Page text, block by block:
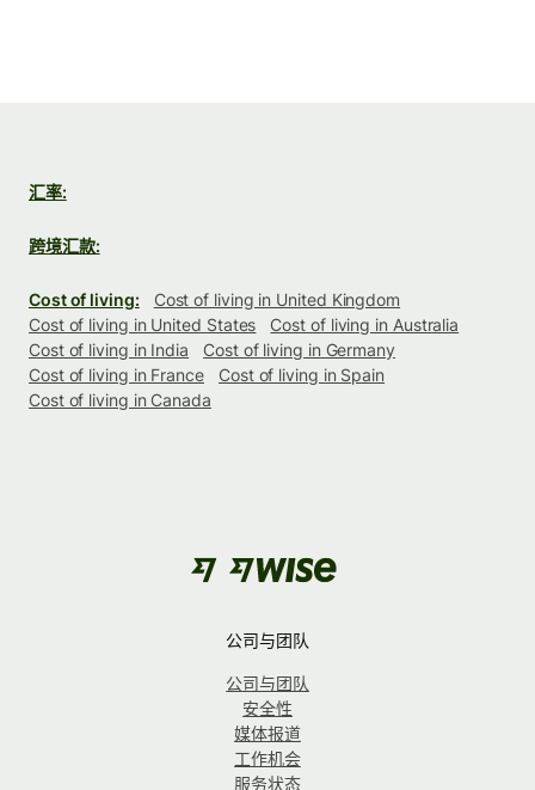
汇率:
跨境汇款:
Cost of living:
Cost of living in United Kingdom
Cost of living in United States
Cost of living in Australia
Cost of living in India
Cost of living in Germany
Cost of living in France
Cost of living in Spain
Cost of living in Canada
公司与团队
公司与团队
安全性
媒体报道
工作机会
服务状态